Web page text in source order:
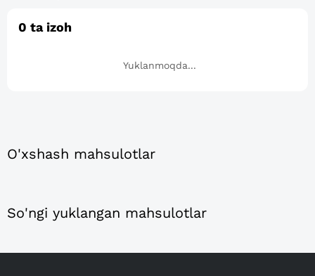
0 ta izoh
Yuklanmoqda...
O'xshash mahsulotlar
So'ngi yuklangan mahsulotlar